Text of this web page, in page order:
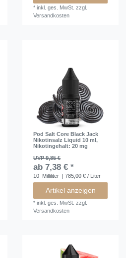
*inkl. ges. MwSt. zzgl.
Versandkosten
Pod Salt Core Black Jack
Nikotinsalz Liquid 10 ml,
Nikotingehalt: 20 mg
UVP 9,85 €
ab 7,38 € *
10 Milliliter | 785,00 € / Liter
Artikel anzeigen
*inkl. ges. MwSt. zzgl.
Versandkosten